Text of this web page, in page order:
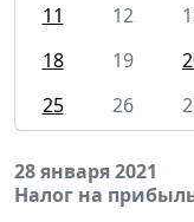
11
12
18
19
25
26
28 января 2021
Налог на